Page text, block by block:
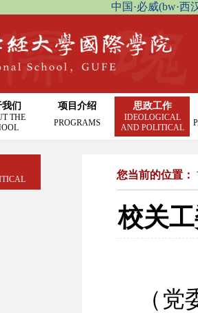
中国·必威(bw·西
们
THE
项目介绍
PROGRAMS
思政工作
IDEOLOGICAL
AND POLITICAL
您当前的位置：
校关
（